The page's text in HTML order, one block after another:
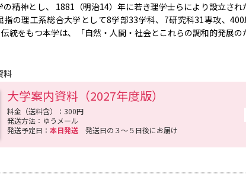
の精神とし、 1881（明治14）年に若き理学士らにより設立さ
指の理工系総合大学として8学部33学科、7研究科31専攻、
統をもつ本学は、「自然・人間・社会とこれらの調和的発展
型感染症やSDGsなどの社会課題へ取り組むほか、創立以来
料
大学案内資料（2027年度版）
料金（送料含）：300円
発送方法：ゆうメール
発送予定日： 本日発送 発送日の３～５日後にお届け